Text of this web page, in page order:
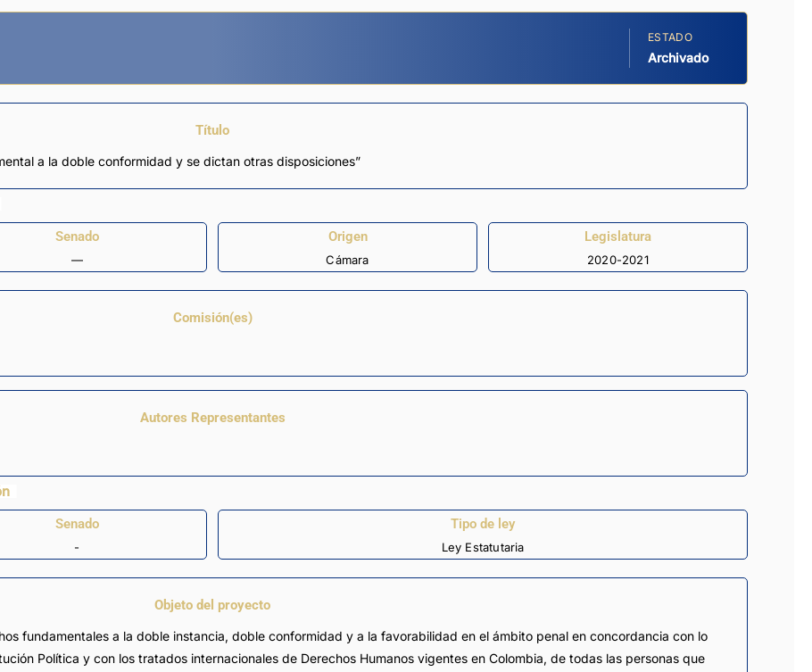
ESTADO
Archivado
Título
a la doble conformidad y se dictan otras disposiciones”
Senado
—
Origen
Cámara
Legislatura
2020-2021
Comisión(es)
Autores Representantes
Senado
-
Tipo de ley
Ley Estatutaria
Objeto del proyecto
fundamentales a la doble instancia, doble conformidad y a la favorabilidad en el ámbito penal en concordancia con lo
Política y con los tratados internacionales de Derechos Humanos vigentes en Colombia, de todas las personas que